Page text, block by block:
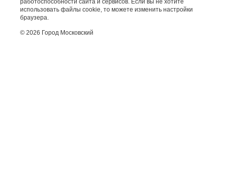
работоспособности сайта и сервисов. Если вы не хотите
использовать файлы cookie, то можете изменить настройки
браузера.
© 2026 Город Московский